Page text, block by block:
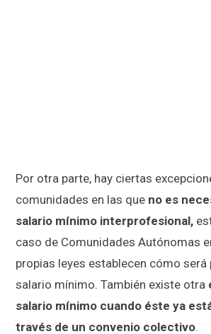
Por otra parte, hay ciertas
comunidades en las que no es
salario mínimo interprofesional,
caso de Comunidades Autónomas
propias leyes establecen cómo será
salario mínimo. También existe otra
salario mínimo cuando éste ya
través de un convenio colectivo.